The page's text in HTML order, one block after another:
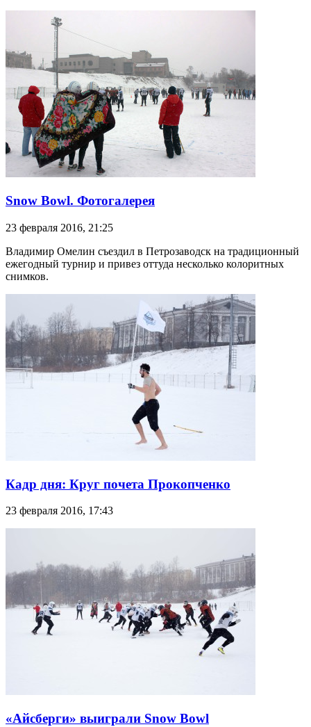
Snow Bowl. Фотогалерея
23 февраля 2016, 21:25
Владимир Омелин съездил в Петрозаводск на традиционный
ежегодный турнир и привез оттуда несколько колоритных
снимков.
Кадр дня: Круг почета Прокопченко
23 февраля 2016, 17:43
«Айсберги» выиграли Snow Bowl